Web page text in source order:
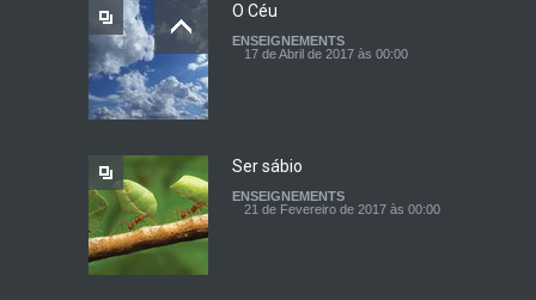
A linguagem de Deus
A inveja
O Céu
ENSEIGNEMENTS
17 de Abril de 2017 às 00:00
Ser sábio
ENSEIGNEMENTS
21 de Fevereiro de 2017 às 00:00